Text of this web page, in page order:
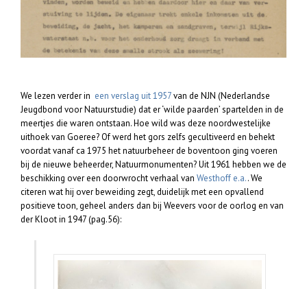
We lezen verder in een verslag uit 1957van de NJN (Nederlandse
Jeugdbond voor Natuurstudie) dat er ‘wilde paarden’ spartelden in de
meertjes die waren ontstaan. Hoe wild was deze noordwestelijke
uithoek van Goeree? Of werd het gors zelfs gecultiveerd en behekt
voordat vanaf ca 1975 het natuurbeheer de boventoon ging voeren
bij de nieuwe beheerder, Natuurmonumenten? Uit 1961 hebben we de
beschikking over een doorwrocht verhaal van Westhoff e.a.. We
citeren wat hij over beweiding zegt, duidelijk met een opvallend
positieve toon, geheel anders dan bij Weevers voor de oorlog en van
der Kloot in 1947 (pag.56):